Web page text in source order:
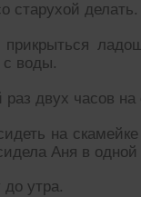
делать.
прикрыться
с воды.
двух часов
на
Аня в
утра.